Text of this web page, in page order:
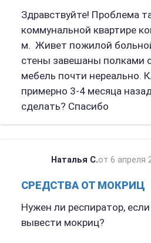
Здравствуйте! Проблема
коммунальной квартире
м. Живет пожилой
стены завешаны полками
мебель почти нереально.
примерно 3-4 месяца
сделать? Спасибо
Наталья С.от 6 апреля
СРЕДСТВА ОТ МОКРИЦ
Нужен ли респиратор,
вывести мокриц?